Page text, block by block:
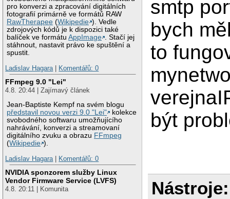
pro konverzi a zpracování digitálních
fotografií primárně ve formátů RAW
RawTherapee (Wikipedie ). Vedle
zdrojových kódů je k dispozici také
balíček ve formátuAppImage . Stačí jej
stáhnout, nastavit právo ke spuštění a
spustit.
Ladislav Hagara| Komentářů: 0
FFmpeg 9.0 "Lei"
4.8. 20:44 | Zajímavý článek
Jean-Baptiste Kempf na svém blogu
představil novou verzi 9.0 "Lei"
kolekce
svobodného softwaru umožňujícího
nahrávání, konverzi a streamovaní
digitálního zvuku a obrazu FFmpeg
(Wikipedie ).
Ladislav Hagara| Komentářů: 0
NVIDIA sponzorem služby Linux
Vendor Firmware Service (LVFS)
4.8. 20:11 | Komunita
smtp
bych
to
být
Nástroje: